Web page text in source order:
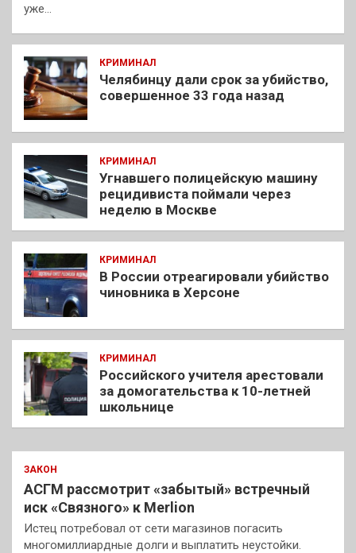
уже…
КРИМИНАЛ
Челябинцу дали срок за убийство,
совершенное 33 года назад
КРИМИНАЛ
Угнавшего полицейскую машину
рецидивиста поймали через
неделю в Москве
КРИМИНАЛ
В России отреагировали убийство
чиновника в Херсоне
КРИМИНАЛ
Российского учителя арестовали
за домогательства к 10-летней
школьнице
ЗАКОН
АСГМ рассмотрит «забытый» встречный
иск «Связного» к Merlion
Истец потребовал от сети магазинов погасить
многомиллиардные долги и выплатить неустойки.